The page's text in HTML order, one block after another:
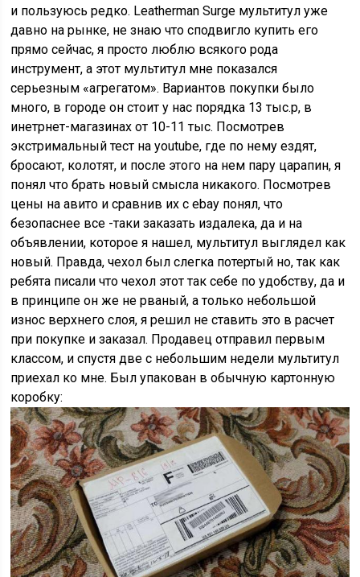
и пользуюсь редко. Leatherman Surge мультитул уже
давно на рынке, не знаю что сподвигло купить его
прямо сейчас, я просто люблю всякого рода
инструмент, а этот мультитул мне показался
серьезным «агрегатом». Вариантов покупки было
много, в городе он стоит у нас порядка 13 тыс.р, в
инетрнет-магазинах от 10-11 тыс. Посмотрев
экстримальный тест на youtube, где по нему ездят,
бросают, колотят, и после этого на нем пару царапин, я
понял что брать новый смысла никакого. Посмотрев
цены на авито и сравнив их с ebay понял, что
безопаснее все -таки заказать издалека, да и на
объявлении, которое я нашел, мультитул выглядел как
новый. Правда, чехол был слегка потертый но, так как
ребята писали что чехол этот так себе по удобству, да и
в принципе он же не рваный, а только небольшой
износ верхнего слоя, я решил не ставить это в расчет
при покупке и заказал. Продавец отправил первым
классом, и спустя две с небольшим недели мультитул
приехал ко мне. Был упакован в обычную картонную
коробку: